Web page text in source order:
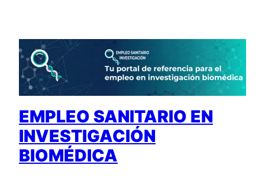
contenido
EMPLEO SANITARIO EN
INVESTIGACIÓN
BIOMÉDICA